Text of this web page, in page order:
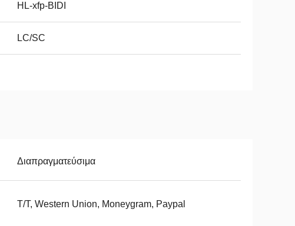
HL-xfp-BIDI
LC/SC
Διαπραγματεύσιμα
T/T, Western Union, Moneygram, Paypal